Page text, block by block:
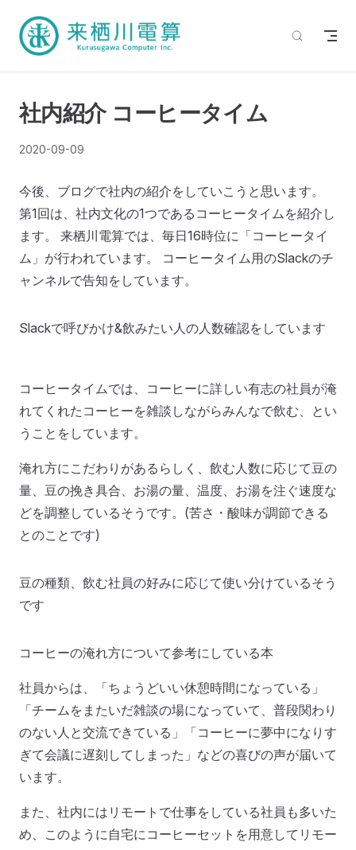
社内紹介 コーヒータイム
2020-09-09
今後、ブログで社内の紹介をしていこうと思います。
第1回は、社内文化の1つであるコーヒータイムを紹介し
ます。 来栖川電算では、毎日16時位に「コーヒータイ
ム」が行われています。 コーヒータイム用のSlackのチ
ャンネルで告知をしています。
Slackで呼びかけ&飲みたい人の人数確認をしています
コーヒータイムでは、コーヒーに詳しい有志の社員が淹
れてくれたコーヒーを雑談しながらみんなで飲む、とい
うことをしています。
淹れ方にこだわりがあるらしく、飲む人数に応じて豆の
量、豆の挽き具合、お湯の量、温度、お湯を注ぐ速度な
どを調整しているそうです。(苦さ・酸味が調節できる
とのことです)
豆の種類、飲む社員の好みに応じて使い分けているそう
です
コーヒーの淹れ方について参考にしている本
社員からは、「ちょうどいい休憩時間になっている」
「チームをまたいだ雑談の場になっていて、普段関わり
のない人と交流できている」「コーヒーに夢中になりす
ぎて会議に遅刻してしまった」などの喜びの声が届いて
います。
また、社内にはリモートで仕事をしている社員も多いた
め、このように自宅にコーヒーセットを用意してリモー